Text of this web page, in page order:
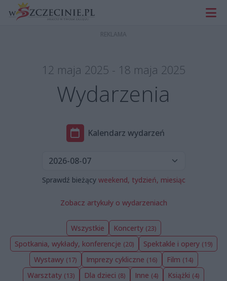
12 maja 2025 - 18 maja 2025
Wydarzenia
Kalendarz wydarzeń
Sprawdź bieżący weekend, tydzień, miesiąc
Zobacz artykuły o wydarzeniach
Wszystkie Koncerty (23)
Spotkania, wykłady, konferencje (20) Spektakle i opery (19)
Wystawy (17) Imprezy cykliczne (16) Film (14)
Warsztaty (13) Dla dzieci (8) Inne (4) Książki (4)